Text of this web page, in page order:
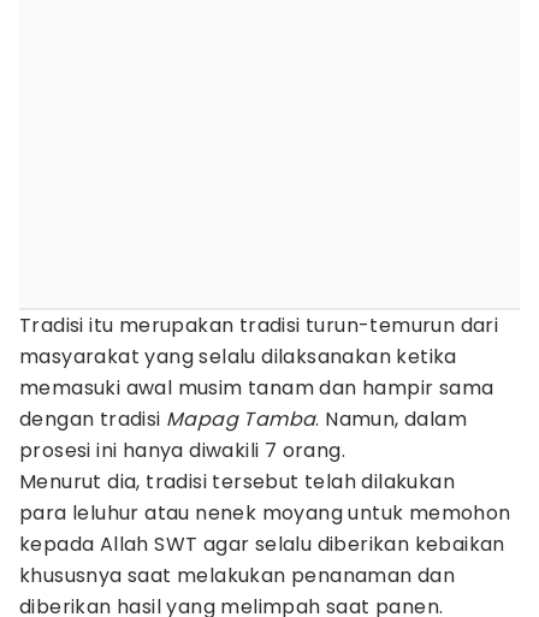
Tradisi itu merupakan tradisi turun-temurun dari
masyarakat yang selalu dilaksanakan ketika
memasuki awal musim tanam dan hampir sama
dengan tradisi Mapag Tamba. Namun, dalam
prosesi ini hanya diwakili 7 orang.
Menurut dia, tradisi tersebut telah dilakukan
para leluhur atau nenek moyang untuk memohon
kepada Allah SWT agar selalu diberikan kebaikan
khususnya saat melakukan penanaman dan
diberikan hasil yang melimpah saat panen.